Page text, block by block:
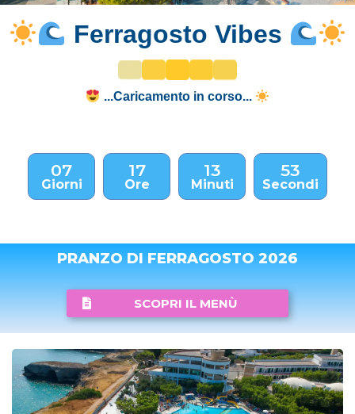
Ferragosto Vibes
...Caricamento in corso...
07
Giorni
17
Ore
13
Minuti
52
Secondi
PRANZO DI FERRAGOSTO 2026
SCOPRI IL MENÙ